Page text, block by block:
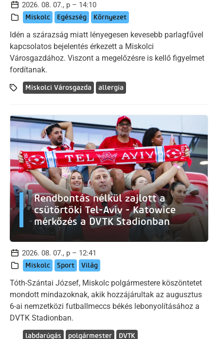
2026. 08. 07., p – 14:10
Miskolc Egészség Környezet
Idén a szárazság miatt lényegesen kevesebb parlagfűvel
kapcsolatos bejelentés érkezett a Miskolci
Városgazdához. Viszont a megelőzésre is kellő figyelmet
fordítanak.
Miskolci Városgazda allergia
Rendbontás nélkül zajlott a
csütörtöki Tel-Aviv - Katowice
mérkőzés a DVTK Stadionban
2026. 08. 07., p – 12:41
Miskolc Sport Világ
Tóth-Szántai József, Miskolc polgármestere köszöntetet
mondott mindazoknak, akik hozzájárultak az augusztus
6-ai nemzetközi futballmeccs békés lebonyolításához a
DVTK Stadionban.
labdarúgás polgármester DVTK